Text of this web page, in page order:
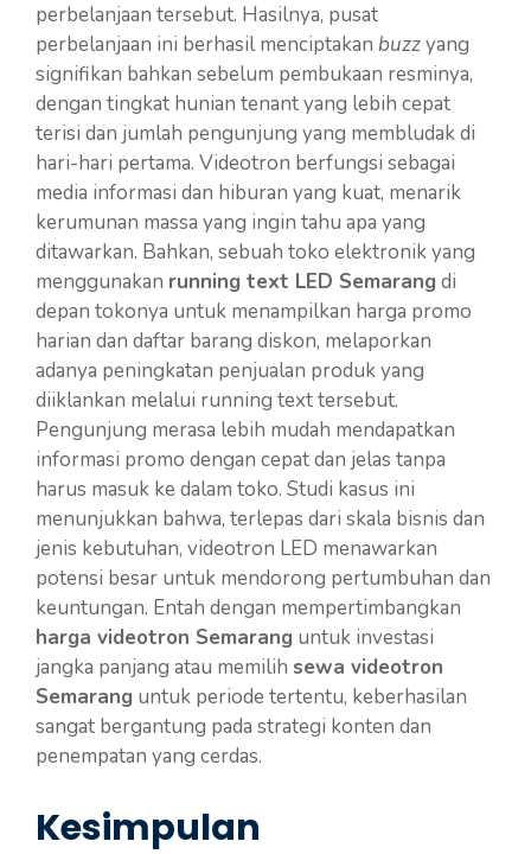
perbelanjaan tersebut. Hasilnya, pusat
perbelanjaan ini berhasil menciptakan buzzyang
signifikan bahkan sebelum pembukaan resminya,
dengan tingkat hunian tenant yang lebih cepat
terisi dan jumlah pengunjung yang membludak di
hari-hari pertama. Videotron berfungsi sebagai
media informasi dan hiburan yang kuat, menarik
kerumunan massa yang ingin tahu apa yang
ditawarkan. Bahkan, sebuah toko elektronik yang
menggunakan running text LED Semarang di
depan tokonya untuk menampilkan harga promo
harian dan daftar barang diskon, melaporkan
adanya peningkatan penjualan produk yang
diiklankan melalui running text tersebut.
Pengunjung merasa lebih mudah mendapatkan
informasi promo dengan cepat dan jelas tanpa
harus masuk ke dalam toko. Studi kasus ini
menunjukkan bahwa, terlepas dari skala bisnis dan
jenis kebutuhan, videotron LED menawarkan
potensi besar untuk mendorong pertumbuhan dan
keuntungan. Entah dengan mempertimbangkan
harga videotron Semarang untuk investasi
jangka panjang atau memilih sewa videotron
Semarang untuk periode tertentu, keberhasilan
sangat bergantung pada strategi konten dan
penempatan yang cerdas.
Kesimpulan